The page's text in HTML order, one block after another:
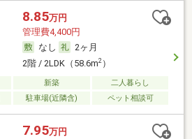
8.85万円
管理費4,400円
なし
2ヶ月
2階 / 2LDK（58.6m2）
新築
二人暮らし
駐車場(近隣含) ペット相談可
7.95万円